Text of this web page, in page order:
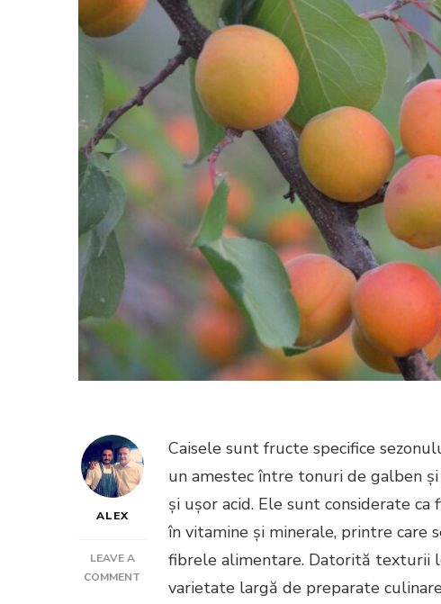
ALEX
LEAVE A
COMMENT
CAISĂ
Caisele sunt fructe specifice
un amestec între tonuri de galben
și ușor acid. Ele sunt considerate
în vitamine și minerale, printre care
fibrele alimentare. Datorită texturii
varietate largă de preparate